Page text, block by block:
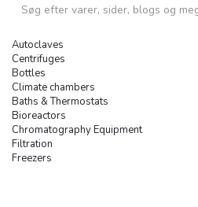
Autoclaves
Centrifuges
Bottles
Climate chambers
Baths & Thermostats
Bioreactors
Chromatography Equipment
Filtration
Freezers